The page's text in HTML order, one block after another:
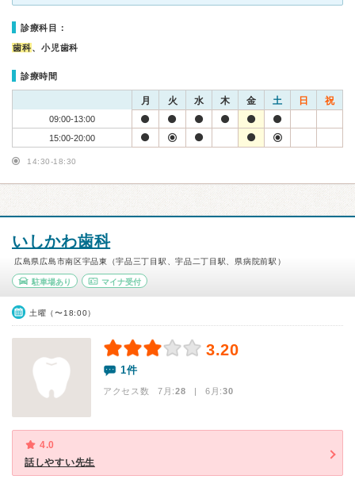
診療科目：
歯科、小児歯科
診療時間
月 火 水 木 金 土 日 祝
09:00-13:00
15:00-20:00
14:30-18:30
いしかわ歯科
広島県広島市南区宇品東（宇品三丁目駅、宇品二丁目駅、県病院前駅）
駐車場あり マイナ受付
土曜（〜18:00）
3.20
1件
アクセス数 7月:28 | 6月:30
4.0
話しやすい先生